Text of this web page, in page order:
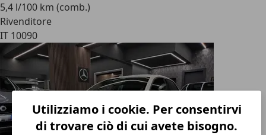
Utilizziamo i cookie. Per consentirvi
di trovare ciò di cui avete bisogno.
5,4 l/100 km (comb.)
Rivenditore
IT 10090